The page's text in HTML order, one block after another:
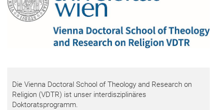
Die Vienna Doctoral School of Theology and Research on
Religion (VDTR) ist unser interdisziplinäres
Doktoratsprogramm.